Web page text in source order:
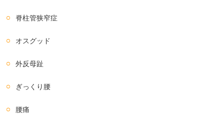
脊柱管狭窄症
オスグッド
外反母趾
ぎっくり腰
腰痛